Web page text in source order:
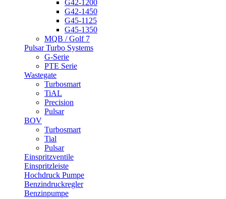
G42-1200
G42-1450
G45-1125
G45-1350
MQB / Golf 7
Pulsar Turbo Systems
G-Serie
PTE Serie
Wastegate
Turbosmart
TiAL
Precision
Pulsar
BOV
Turbosmart
Tial
Pulsar
Einspritzventile
Einspritzleiste
Hochdruck Pumpe
Benzindruckregler
Benzinpumpe